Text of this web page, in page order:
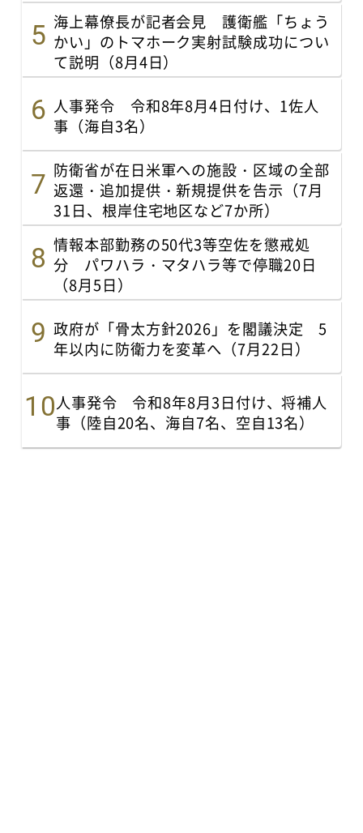
海上幕僚長が記者会見 護衛艦「ちょう
かい」のトマホーク実射試験成功につい
て説明（8月4日）
人事発令 令和8年8月4日付け、1佐人
事（海自3名）
防衛省が在日米軍への施設・区域の全部
返還・追加提供・新規提供を告示（7月
31日、根岸住宅地区など7か所）
情報本部勤務の50代3等空佐を懲戒処
分 パワハラ・マタハラ等で停職20日
（8月5日）
政府が「骨太方針2026」を閣議決定 5
年以内に防衛力を変革へ（7月22日）
人事発令 令和8年8月3日付け、将補人
事（陸自20名、海自7名、空自13名）